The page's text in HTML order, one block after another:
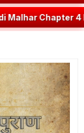
4 Haridwar |